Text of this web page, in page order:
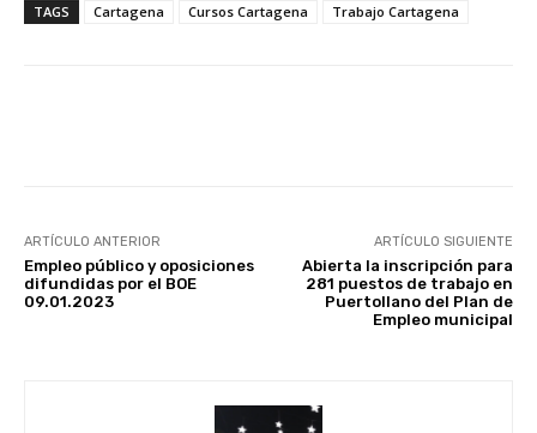
TAGS Cartagena Cursos Cartagena Trabajo Cartagena
ARTÍCULO ANTERIOR
Empleo público y oposiciones
difundidas por el BOE
09.01.2023
ARTÍCULO SIGUIENTE
Abierta la inscripción para
281 puestos de trabajo en
Puertollano del Plan de
Empleo municipal